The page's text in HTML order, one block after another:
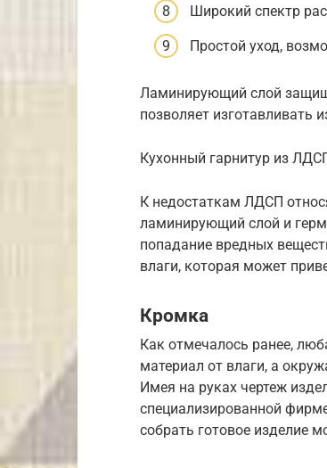
Широкий спектр
Простой уход,
Ламинирующий слой
позволяет
Кухонный гарнитур из
К недостаткам ЛДСП
ламинирующий слой и
попадание вредных
влаги, которая может
Кромка
Как отмечалось ранее,
материал от влаги, а
Имея на руках чертеж
специализированной
собрать готовое изделие